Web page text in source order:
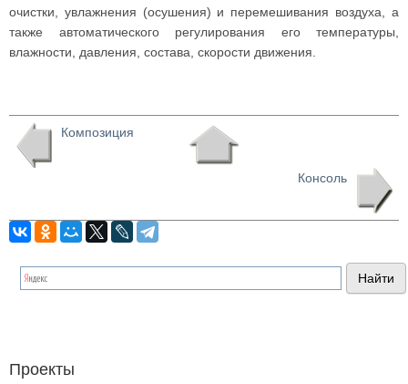
очистки, увлажнения (осушения) и перемешивания воздуха, а
также автоматического регулирования его температуры,
влажности, давления, состава, скорости движения.
Композиция
Консоль
Проекты